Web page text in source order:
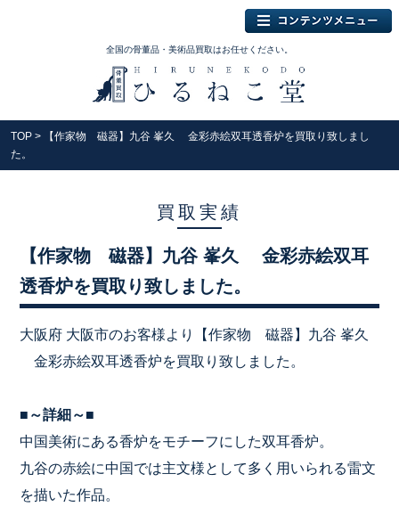
全国の骨董品・美術品買取はお任せください。
TOP > 【作家物 磁器】九谷 峯久 金彩赤絵双耳透香炉を買取り致しまし
た。
買取実績
【作家物 磁器】九谷 峯久 金彩赤絵双耳
透香炉を買取り致しました。
大阪府 大阪市のお客様より【作家物 磁器】九谷 峯久
金彩赤絵双耳透香炉を買取り致しました。
■～詳細～■
中国美術にある香炉をモチーフにした双耳香炉。
九谷の赤絵に中国では主文様として多く用いられる雷文
を描いた作品。